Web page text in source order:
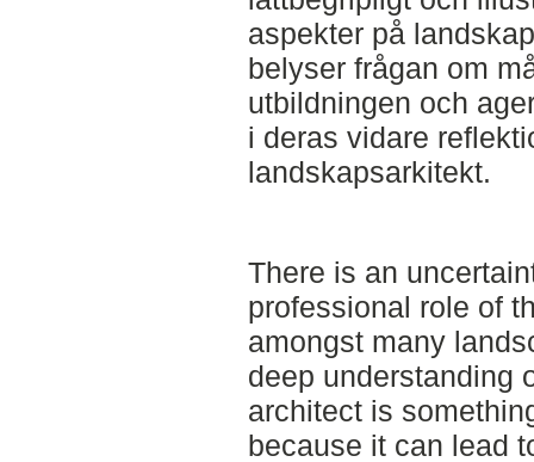
aspekter på
belyser frågan om
utbildningen och
i deras vidare
landskapsarkitekt.
There is an
professional role of
amongst many
deep understanding
architect is
because it can lead